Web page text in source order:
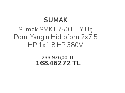
SUMAK
Sumak SMKT 750 EEJY Üç
Pom. Yangın Hidroforu 2x7.5
HP 1x1.8 HP 380V
233.976,00 TL
168.462,72 TL